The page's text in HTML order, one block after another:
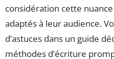
considération cette
adaptés à leur audience.
d’astuces dans un guide
méthodes d’écriture